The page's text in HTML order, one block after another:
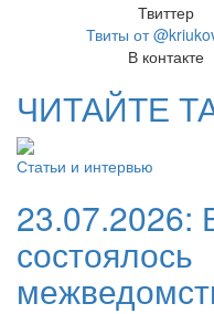
Твиттер
Твиты от
В контакте
ЧИТАЙТЕ
Статьи и интервью
23.07.2026:
состоялось